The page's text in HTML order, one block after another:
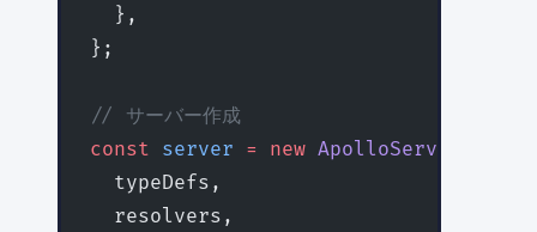
  },
};
// サーバー作成
const server = new ApolloServer
  typeDefs,
  resolvers,